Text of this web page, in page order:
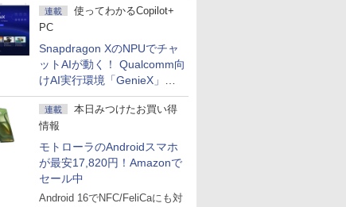
連載
使ってわかるCopilot+
PC
Snapdragon XのNPUでチャ
ットAIが動く！ Qualcomm向
けAI実行環境「GenieX」を
試してみた
連載
本日みつけたお買い得
情報
モトローラのAndroidスマホ
が最安17,820円！Amazonで
セール中
Android 16でNFC/FeliCaにも対